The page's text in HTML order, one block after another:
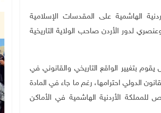
الهاشمية على المقدسات الإسلامية
لدور الأردن صاحب الولاية التاريخية
بتغيير الواقع التاريخي والقانوني في
الدولي احترامها، رغم ما جاء في المادة
للمملكة الأردنية الهاشمية في الأماكن